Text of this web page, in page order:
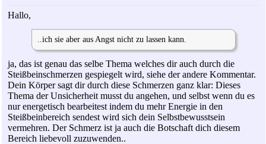
Hallo,
..ich sie aber aus Angst nicht zu lassen kann.
ja, das ist genau das selbe Thema welches dir auch durch die
Steißbeinschmerzen gespiegelt wird, siehe der andere Kommentar.
Dein Körper sagt dir durch diese Schmerzen ganz klar: Dieses
Thema der Unsicherheit musst du angehen, und selbst wenn du es
nur energetisch bearbeitest indem du mehr Energie in den
Steißbeinbereich sendest wird sich dein Selbstbewusstsein
vermehren. Der Schmerz ist ja auch die Botschaft dich diesem
Bereich liebevoll zuzuwenden..